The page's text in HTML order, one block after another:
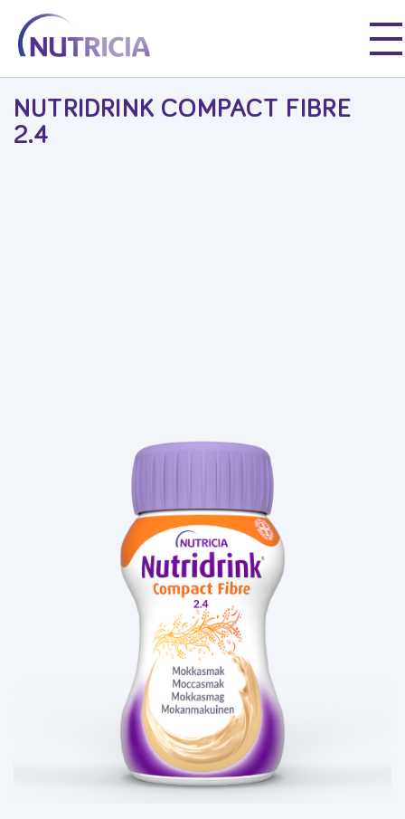
Nutricia
Nutricia
Nutricia Nutridrink Compact Fibre 2.4
NUTRIDRINK COMPACT FIBRE
2.4